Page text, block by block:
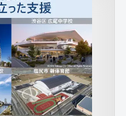
はそういっ
ーションパー